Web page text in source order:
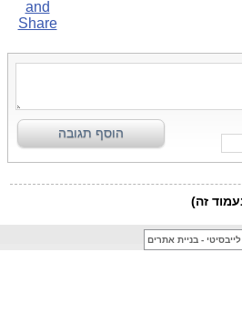
לייבסיטי - בניית אתרים